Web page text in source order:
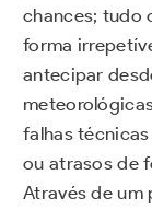
chances; tudo
forma
antecipar
falhas
ou atrasos de
Através de um